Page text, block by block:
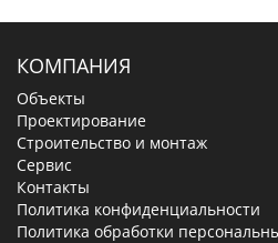
КОМПАНИЯ
Объекты
Проектирование
Строительство и монтаж
Сервис
Контакты
Политика конфиденциальности
Политика обработки